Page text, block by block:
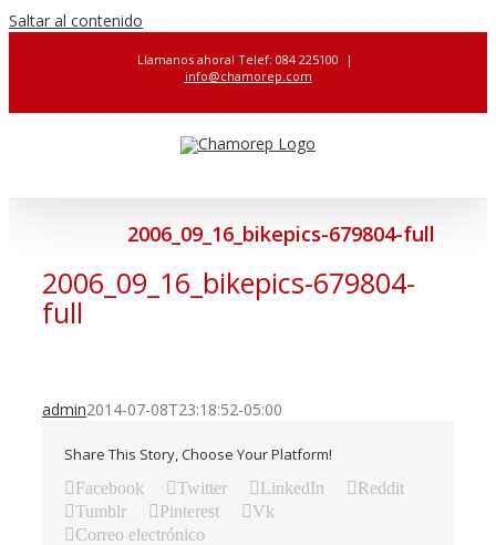
Saltar al contenido
Llamanos ahora! Telef: 084 225100
|
info@chamorep.com
2006_09_16_bikepics-679804-full
2006_09_16_bikepics-679804-
full
admin2014-07-08T23:18:52-05:00
Share This Story, Choose Your Platform!
Facebook Twitter LinkedIn
Reddit
Tumblr
Pinterest
Vk
Correo electrónico